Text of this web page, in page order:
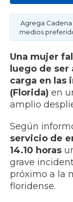
Agrega Cadena
medios
Una mujer
luego de ser
carga en las
(Florida) en
amplio
Según
servicio de
14.10 horas
grave
próximo a la
floridense.